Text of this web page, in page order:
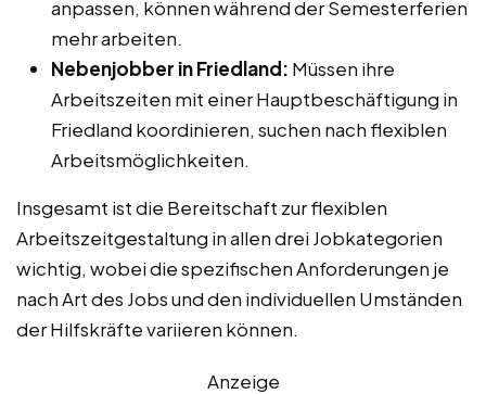
anpassen, können während der Semesterferien
mehr arbeiten.
Nebenjobber in Friedland: Müssen ihre
Arbeitszeiten mit einer Hauptbeschäftigung in
Friedland koordinieren, suchen nach flexiblen
Arbeitsmöglichkeiten.
Insgesamt ist die Bereitschaft zur flexiblen
Arbeitszeitgestaltung in allen drei Jobkategorien
wichtig, wobei die spezifischen Anforderungen je
nach Art des Jobs und den individuellen Umständen
der Hilfskräfte variieren können.
Anzeige